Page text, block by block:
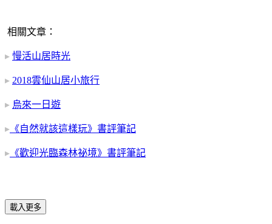
相關文章：
▸ 慢活山居時光
▸ 2018雲仙山居小旅行
▸ 烏來一日遊
▸ 《自然就該這樣玩》書評筆記
▸ 《歡迎光臨森林祕境》書評筆記
載入更多